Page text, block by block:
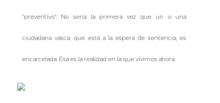
"preventivo". No sería la primera vez que un o una
ciudadana vasca, que está a la espera de sentencia, es
encarcelada. Ésa es la realidad en la que vivimos ahora.